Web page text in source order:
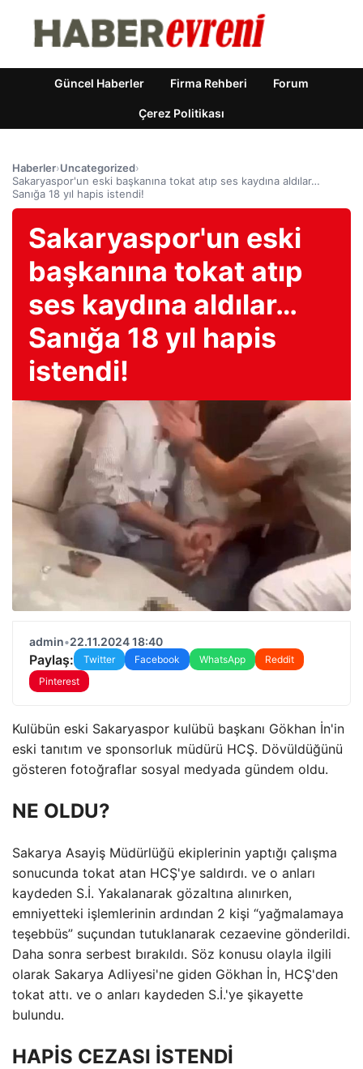
Güncel Haberler Firma Rehberi Forum
Çerez Politikası
Haberler›Uncategorized›
Sakaryaspor'un eski başkanına tokat atıp ses kaydına aldılar…
Sanığa 18 yıl hapis istendi!
Sakaryaspor'un eski
başkanına tokat atıp
ses kaydına aldılar…
Sanığa 18 yıl hapis
istendi!
admin•22.11.2024 18:40
Paylaş: Twitter Facebook WhatsApp
Reddit
Pinterest
Kulübün eski Sakaryaspor kulübü başkanı Gökhan İn'in
eski tanıtım ve sponsorluk müdürü HCŞ. Dövüldüğünü
gösteren fotoğraflar sosyal medyada gündem oldu.
NE OLDU?
Sakarya Asayiş Müdürlüğü ekiplerinin yaptığı çalışma
sonucunda tokat atan HCŞ'ye saldırdı. ve o anları
kaydeden S.İ. Yakalanarak gözaltına alınırken,
emniyetteki işlemlerinin ardından 2 kişi “yağmalamaya
teşebbüs” suçundan tutuklanarak cezaevine gönderildi.
Daha sonra serbest bırakıldı. Söz konusu olayla ilgili
olarak Sakarya Adliyesi'ne giden Gökhan İn, HCŞ'den
tokat attı. ve o anları kaydeden S.İ.'ye şikayette
bulundu.
HAPİS CEZASI İSTENDİ